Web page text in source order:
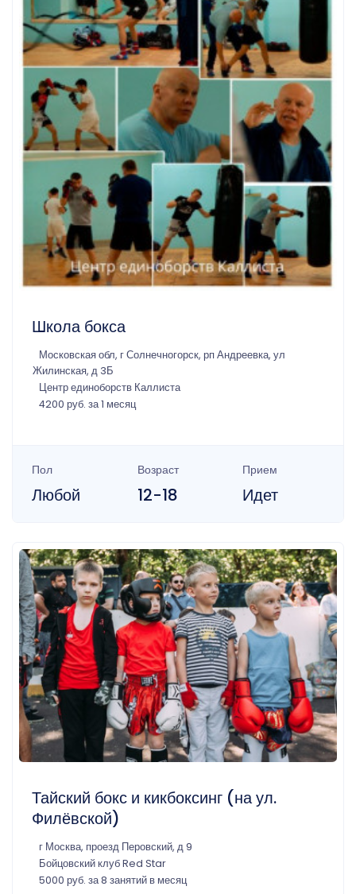
Школа бокса
Московская обл, г Солнечногорск, рп Андреевка, ул
Жилинская, д 3Б
Центр единоборств Каллиста
4200 руб. за 1 месяц
Пол
Любой
Возраст
12-18
Прием
Идет
Тайский бокс и кикбоксинг (на ул.
Филёвской)
г Москва, проезд Перовский, д 9
Бойцовский клуб Red Star
5000 руб. за 8 занятий в месяц